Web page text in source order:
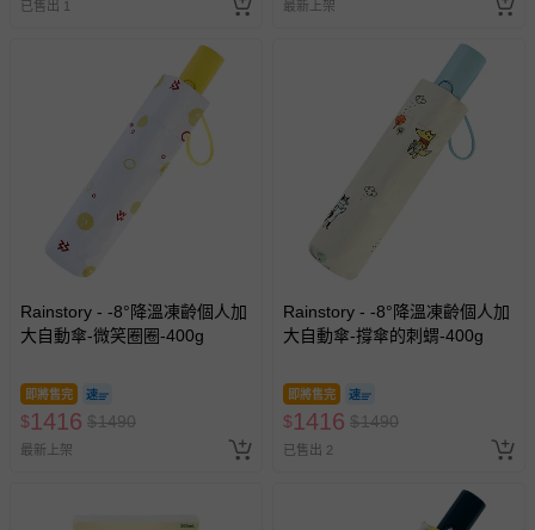
已售出 1 最新上架
Rainstory - -8°降溫凍齡個人加
大自動傘-微笑圈圈-400g
即將售完
$1416 $1490
最新上架
Rainstory - -8°降溫凍齡個人加
大自動傘-撐傘的刺蝟-400g
即將售完
$1416 $1490
已售出 2